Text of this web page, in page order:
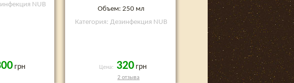
NUB
грн
Объем: 250 мл
Категория: Дезинфекция NUB
Цена: 320 грн
2 отзыва